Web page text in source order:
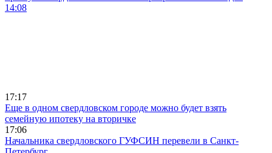
14:08
17:17
Еще в одном свердловском городе можно будет взять
семейную ипотеку на вторичке
17:06
Начальника свердловского ГУФСИН перевели в Санкт-